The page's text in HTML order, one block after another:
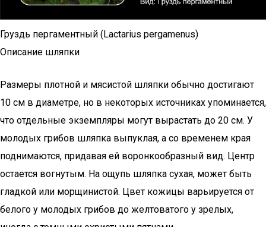
Груздь пергаментный (Lactarius pergamenus)
Описание шляпки
Размеры плотной и мясистой шляпки обычно достигают
10 см в диаметре, но в некоторых источниках упоминается,
что отдельные экземпляры могут вырастать до 20 см. У
молодых грибов шляпка выпуклая, а со временем края
поднимаются, придавая ей воронкообразный вид. Центр
остается вогнутым. На ощупь шляпка сухая, может быть
гладкой или морщинистой. Цвет кожицы варьируется от
белого у молодых грибов до желтоватого у зрелых,